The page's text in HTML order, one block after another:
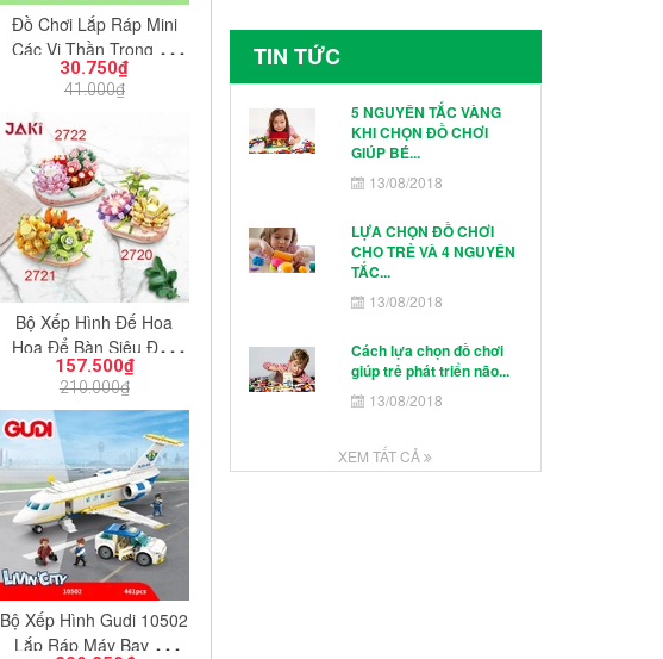
Đồ Chơi Lắp Ráp Mini
Các Vị Thần Trong 12
Cung Hoàng Đạo CQ11 -
CQ16 - Mô Hình Nhân
Vật Được Yêu Thích
30.750₫
41.000₫
Bộ Xếp Hình Đế Hoa
Hoa Để Bàn Siêu Đẹp
Với Nhiều Màu Sắc Sặc
Sỡ - Đồ Chơi Lắp Ráp
Hoa Trang Trí
157.500₫
210.000₫
Bộ Xếp Hình Gudi 10502
Lắp Ráp Máy Bay Du
Đồ Chơi Lắp Ráp
TIN TỨC
5 NGUYÊN TẮC VÀNG
KHI CHỌN ĐỒ CHƠI
GIÚP BÉ...
13/08/2018
LỰA CHỌN ĐỒ CHƠI
CHO TRẺ VÀ 4 NGUYÊN
TẮC...
13/08/2018
Cách lựa chọn đồ chơi
giúp trẻ phát triển não...
13/08/2018
XEM TẤT CẢ